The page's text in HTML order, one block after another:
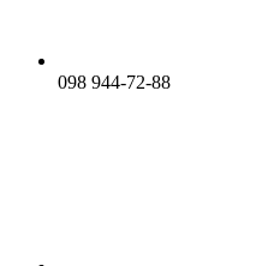
098 944-72-88